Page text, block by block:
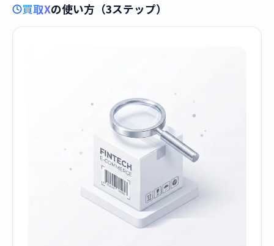
買取Xの使い方（3ステップ）